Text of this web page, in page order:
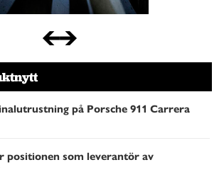
på Porsche 911 Carrera
positionen som leverantör av